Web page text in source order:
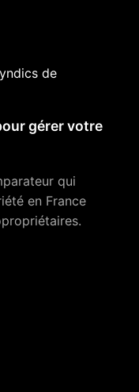
de
gérer votre
qui
en France